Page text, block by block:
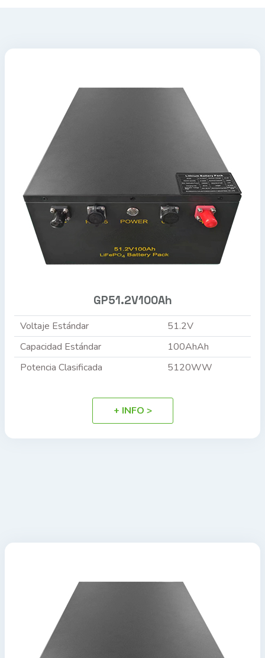
GP51.2V100Ah
Voltaje Estándar
51.2V
Capacidad Estándar
100AhAh
Potencia Clasificada
5120WW
+ INFO >